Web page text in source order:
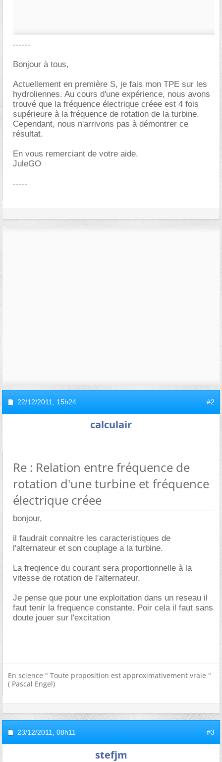
------
Bonjour à tous,
Actuellement en première S, je fais mon TPE sur les
hydroliennes. Au cours d'une expérience, nous avons
trouvé que la fréquence électrique créee est 4 fois
supérieure à la fréquence de rotation de la turbine.
Cependant, nous n'arrivons pas à démontrer ce
résultat.
En vous remerciant de votre aide.
JuleGO
-----
22/12/2011, 15h24 #2
calculair
Re : Relation entre fréquence de
rotation d'une turbine et fréquence
électrique créee
bonjour,
il faudrait connaitre les caracteristiques de
l'alternateur et son couplage a la turbine.
La freqience du courant sera proportionnelle à la
vitesse de rotation de l'alternateur.
Je pense que pour une exploitation dans un reseau il
faut tenir la frequence constante. Poir cela il faut sans
doute jouer sur l'excitation
En science " Toute proposition est approximativement vraie "
( Pascal Engel)
23/12/2011, 08h11 #3
stefjm